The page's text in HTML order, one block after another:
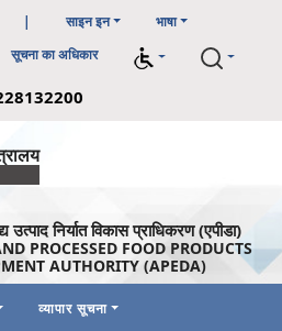
| साइन इन
भाषा
सूचना का अधिकार
निर्यात विकास प्राधिकरण (एपीडा)
PROCESSED FOOD PRODUCTS
AUTHORITY (APEDA)
व्यापार सूचना